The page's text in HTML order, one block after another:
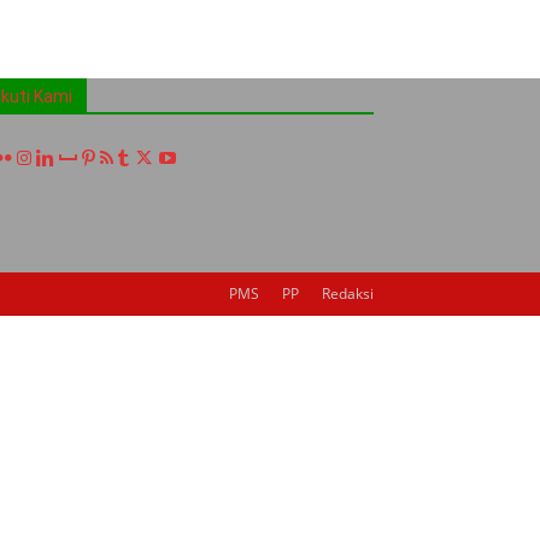
Ikuti Kami
PMS PP Redaksi